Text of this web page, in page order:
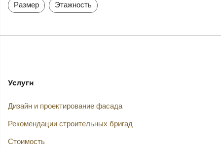
Размер Этажность
Услуги
Дизайн и проектирование фасада
Рекомендации строительных бригад
Стоимость